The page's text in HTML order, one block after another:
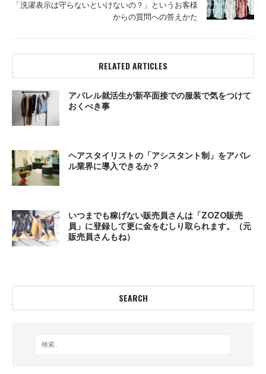
「洗濯表示は守らないといけないの？」というお客様
からの質問への答えかた
RELATED ARTICLES
アパレル就活生が新卒面接での服装で気をつけて
おくべき事
ヘアスタイリストの「アシスタント制」をアパレ
ル業界に導入できるか？
いつまでも稼げない販売員さんは「ZOZO販売
員」に登録して更に金をむしり取られます。（元
販売員さんもね）
SEARCH